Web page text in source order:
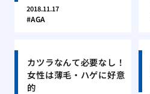
2018.11.17
AGA
カツラなんて必要なし！
女性は薄毛・ハゲに好意
的